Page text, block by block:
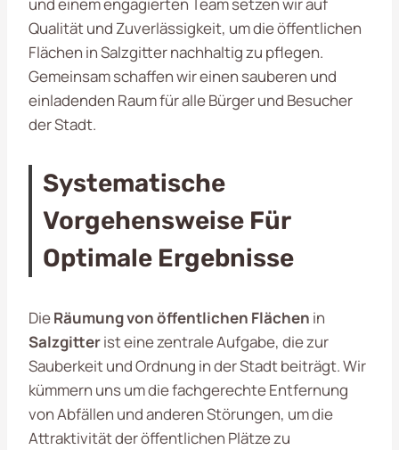
Qualität und Zuverlässigkeit, um die öffentlichen
Flächen in Salzgitter nachhaltig zu pflegen.
Gemeinsam schaffen wir einen sauberen und
einladenden Raum für alle Bürger und Besucher
der Stadt.
Systematische
Vorgehensweise Für
Optimale Ergebnisse
DieRäumung von öffentlichen Flächen in
Salzgitterist eine zentrale Aufgabe, die zur
Sauberkeit und Ordnung in der Stadt beiträgt. Wir
kümmern uns um die fachgerechte Entfernung
von Abfällen und anderen Störungen, um die
Attraktivität der öffentlichen Plätze zu